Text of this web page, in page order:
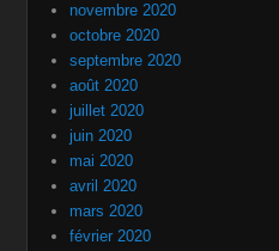
novembre 2020
octobre 2020
septembre 2020
août 2020
juillet 2020
juin 2020
mai 2020
avril 2020
mars 2020
février 2020